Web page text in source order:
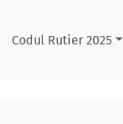
Codul Rutier 2025